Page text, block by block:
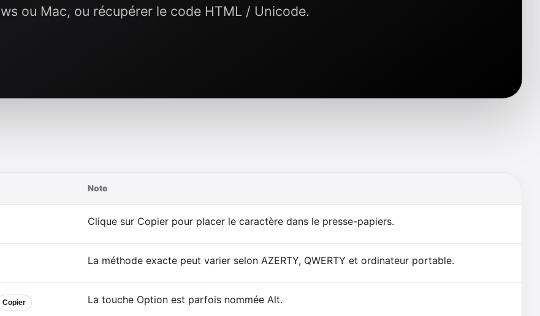
ou Mac, ou récupérer le code HTML / Unicode.
Note
Clique sur Copier pour placer le caractère dans le presse-papiers.
La méthode exacte peut varier selon AZERTY, QWERTY et ordinateur portable.
Copier La touche Option est parfois nommée Alt.